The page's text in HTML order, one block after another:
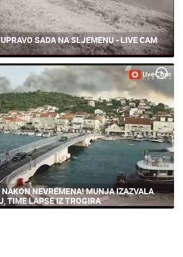
SADA NA SLJEMENU - LIVE CAM
NEVREMENA! MUNJA IZAZVALA
TIME LAPSE IZ TROGIRA